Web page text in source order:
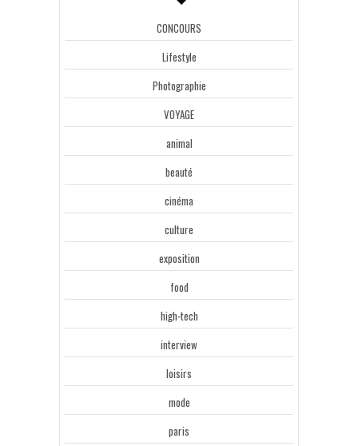
CONCOURS
Lifestyle
Photographie
VOYAGE
animal
beauté
cinéma
culture
exposition
food
high-tech
interview
loisirs
mode
paris